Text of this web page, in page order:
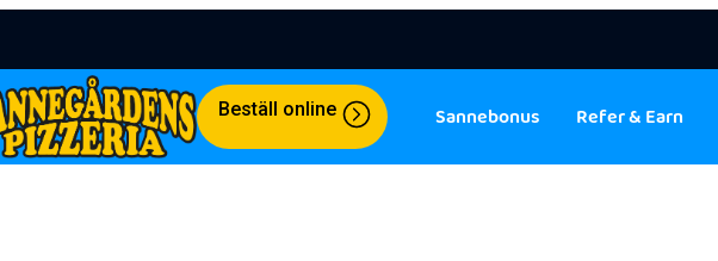
Beställ online Sannebonus Refer & Earn